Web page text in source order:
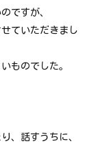
ですが、
ていただきまし
ものでした。
、話すうちに、